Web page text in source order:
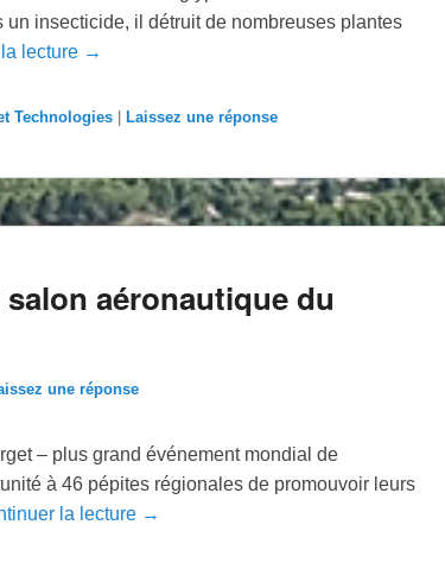
insecticide, il détruit de nombreuses plantes
lecture →
Technologies Laissez une réponse
aéronautique du
une réponse
– plus grand événement mondial de
à 46 pépites régionales de promouvoir leurs
la lecture →